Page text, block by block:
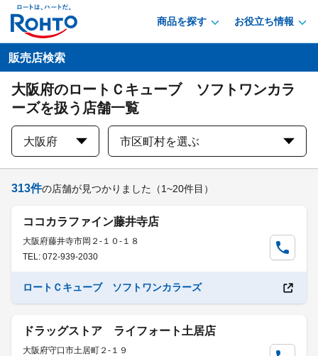
商品を探す お役立ち情報
販売店検索
大阪府のロートＣキューブ ソフトワンカラ
ーズを扱う店舗一覧
大阪府 市区町村を選ぶ
313件の店舗が見つかりました （1~20件目）
ココカラファイン藤井寺店
大阪府藤井寺市岡２-１０-１８
TEL: 072-939-2030
ロートＣキューブ ソフトワンカラーズ
ドラッグストア ライフォート土居店
大阪府守口市土居町２-１９